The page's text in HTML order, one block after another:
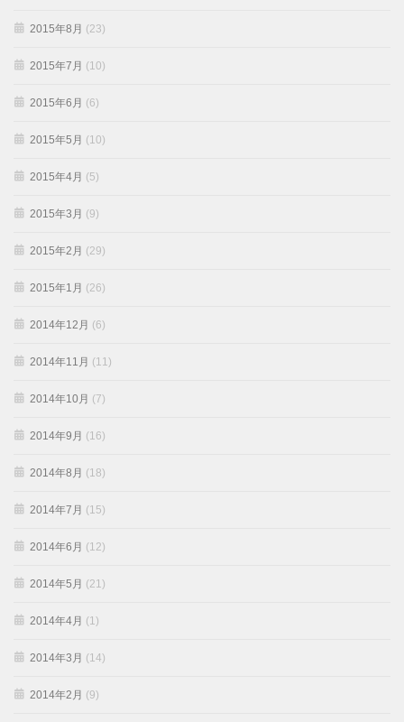
2015年8月 (23)
2015年7月 (10)
2015年6月 (6)
2015年5月 (10)
2015年4月 (5)
2015年3月 (9)
2015年2月 (29)
2015年1月 (26)
2014年12月 (6)
2014年11月 (11)
2014年10月 (7)
2014年9月 (16)
2014年8月 (18)
2014年7月 (15)
2014年6月 (12)
2014年5月 (21)
2014年4月 (1)
2014年3月 (14)
2014年2月 (9)